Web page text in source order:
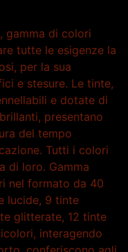
gamma di colori
tutte le esigenze la
per la sua
e stesure. Le tinte,
e dotate di
presentano
del tempo
Tutti i colori
di loro. Gamma
nel formato da 40
lucide, 9 tinte
glitterate, 12 tinte
interagendo